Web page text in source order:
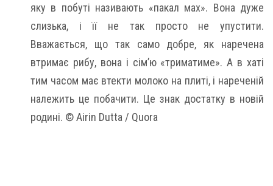
яку в побуті називають «пакал мах». Вона дуже
слизька, і її не так просто не упустити.
Вважається, що так само добре, як наречена
втримає рибу, вона і сім’ю «триматиме». А в хаті
тим часом має втекти молоко на плиті, і нареченій
належить це побачити. Це знак достатку в новій
родині. © Airin Dutta / Quora